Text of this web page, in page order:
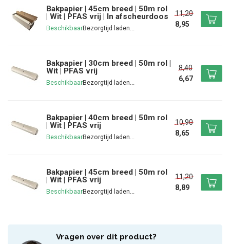
Bakpapier | 45cm breed | 50m rol
| Wit | PFAS vrij | In afscheurdoos
Beschikbaar
11,20
8,95
Bakpapier | 30cm breed | 50m rol |
Wit | PFAS vrij
Beschikbaar
8,40
6,67
Bakpapier | 40cm breed | 50m rol
| Wit | PFAS vrij
Beschikbaar
10,90
8,65
Bakpapier | 45cm breed | 50m rol
| Wit | PFAS vrij
Beschikbaar
11,20
8,89
Vragen over dit product?